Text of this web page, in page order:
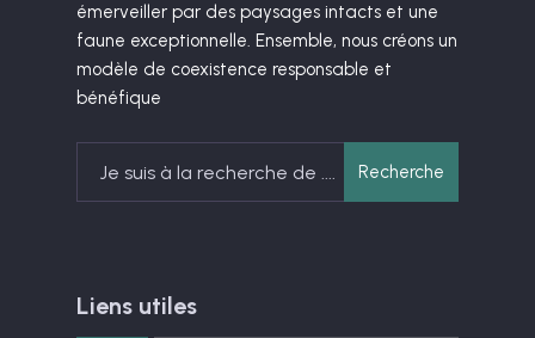
émerveiller par des paysages intacts et une
faune exceptionnelle. Ensemble, nous créons un
modèle de coexistence responsable et
bénéfique
for:
Recherche
Liens utiles